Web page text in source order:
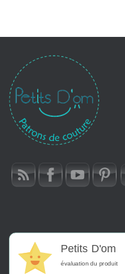
Petits D'om
évaluation du produit